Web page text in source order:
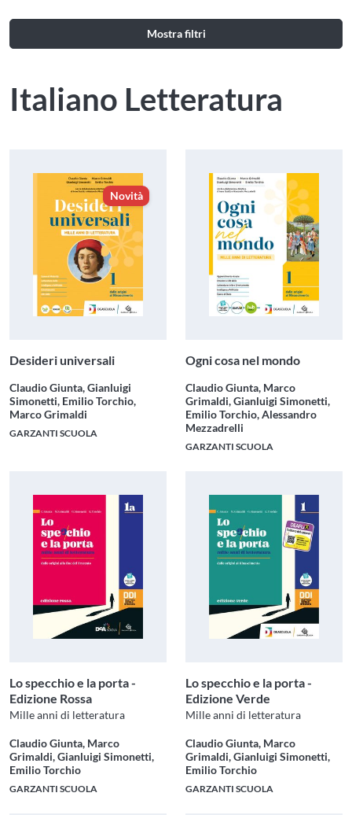
Mostra filtri
Italiano Letteratura
Novità
Desideri universali
Claudio Giunta, Gianluigi
Simonetti, Emilio Torchio,
Marco Grimaldi
GARZANTI SCUOLA
Ogni cosa nel mondo
Claudio Giunta, Marco
Grimaldi, Gianluigi Simonetti,
Emilio Torchio, Alessandro
Mezzadrelli
GARZANTI SCUOLA
Lo specchio e la porta -
Edizione Rossa
Mille anni di letteratura
Claudio Giunta, Marco
Grimaldi, Gianluigi Simonetti,
Emilio Torchio
GARZANTI SCUOLA
Lo specchio e la porta -
Edizione Verde
Mille anni di letteratura
Claudio Giunta, Marco
Grimaldi, Gianluigi Simonetti,
Emilio Torchio
GARZANTI SCUOLA